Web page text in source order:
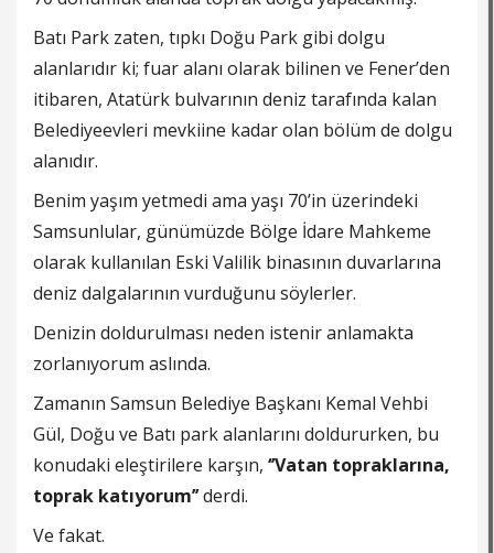
Batı Park zaten, tıpkı Doğu Park gibi dolgu
alanlarıdır ki; fuar alanı olarak bilinen ve Fener’den
itibaren, Atatürk bulvarının deniz tarafında kalan
Belediyeevleri mevkiine kadar olan bölüm de dolgu
alanıdır.
Benim yaşım yetmedi ama yaşı 70’in üzerindeki
Samsunlular, günümüzde Bölge İdare Mahkeme
olarak kullanılan Eski Valilik binasının duvarlarına
deniz dalgalarının vurduğunu söylerler.
Denizin doldurulması neden istenir anlamakta
zorlanıyorum aslında.
Zamanın Samsun Belediye Başkanı Kemal Vehbi
Gül, Doğu ve Batı park alanlarını doldururken, bu
konudaki eleştirilere karşın, ‘’Vatan topraklarına,
toprak katıyorum’’derdi.
Ve fakat.